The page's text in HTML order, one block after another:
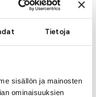
Tietoja
sisällön ja mainosten
ominaisuuksien
Elisan